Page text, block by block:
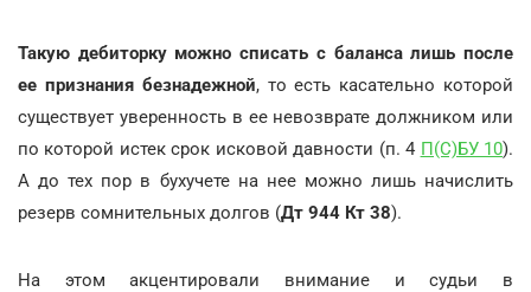
Такую дебиторку можно списать с баланса лишь после
ее признания безнадежной, то есть касательно которой
существует уверенность в ее невозврате должником или
по которой истек срок исковой давности (п. 4 П(С)БУ 10).
А до тех пор в бухучете на нее можно лишь начислить
резерв сомнительных долгов (Дт 944 Кт 38).
На этом акцентировали внимание и судьи в